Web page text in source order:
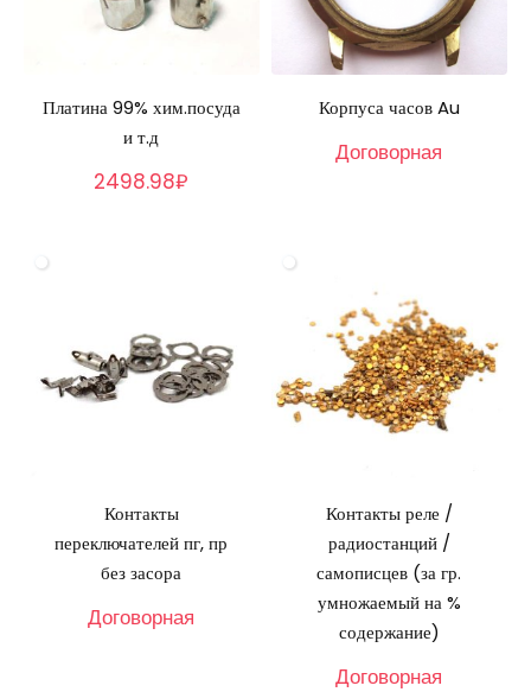
Платина 99% хим.посуда
и т.д
2498.98₽
Корпуса часов Au
Договорная
Контакты
переключателей пг, пр
без засора
Договорная
Контакты реле /
радиостанций /
самописцев (за гр.
умножаемый на %
содержание)
Договорная